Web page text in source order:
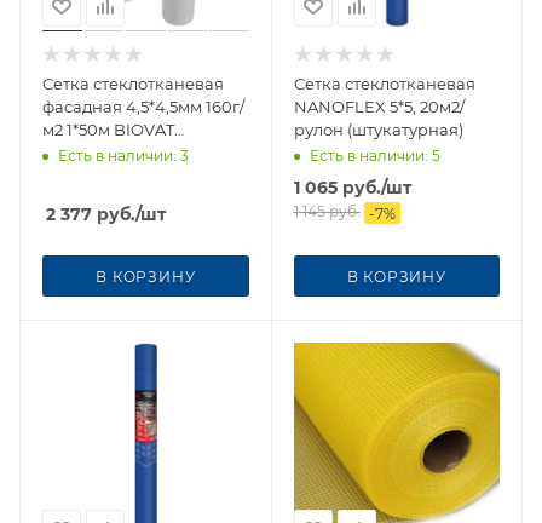
Сетка стеклотканевая
фасадная 4,5*4,5мм 160г/
м2 1*50м BIOVAT
PLASTER F-1800
Есть в наличии: 3
2 377 руб./шт
В КОРЗИНУ
Сетка стеклотканевая
NANOFLEX 5*5, 20м2/
рулон (штукатурная)
Есть в наличии: 5
1 065руб./шт
1 145руб. -7%
В КОРЗИНУ